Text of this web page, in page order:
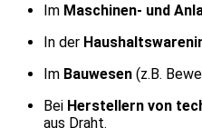
Im Maschinen- und
In der
Im Bauwesen (z.B.
Bei Herstellern von
aus Draht.